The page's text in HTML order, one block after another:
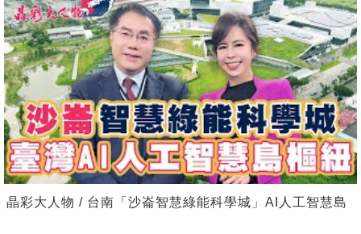
晶彩大人物 / 台南「沙崙智慧綠能科學城」AI人工智慧島